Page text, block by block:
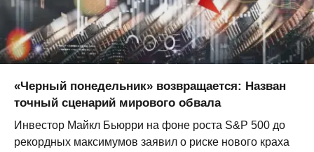
«Черный понедельник» возвращается: Назван
точный сценарий мирового обвала
Инвестор Майкл Бьюрри на фоне роста S&P 500 до
рекордных максимумов заявил о риске нового краха